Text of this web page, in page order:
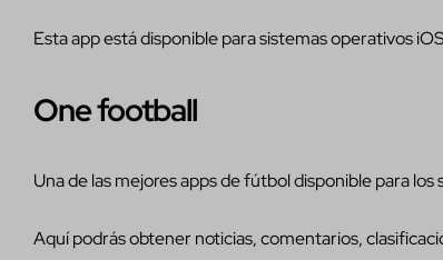
Esta app está disponible para sistemas operativos
One football
Una de las mejores apps de fútbol disponible para
Aquí podrás obtener noticias, comentarios,